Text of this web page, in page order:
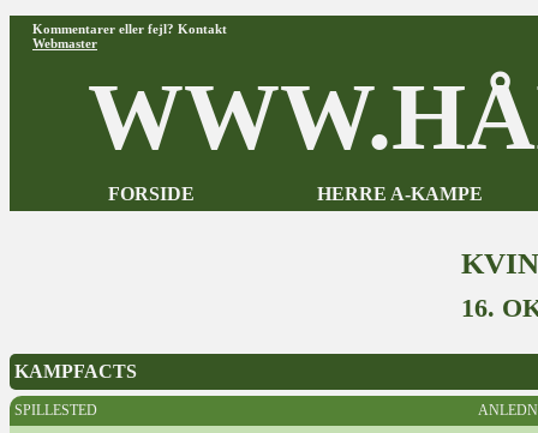
Kommentarer eller fejl? Kontakt
Webmaster
FORSIDE HERRE A-KAMPE
16.
KAMPFACTS
SPILLESTED